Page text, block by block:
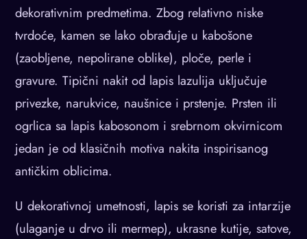
dekorativnim predmetima. Zbog relativno niske
tvrdoće, kamen se lako obrađuje u kabošone
(zaobljene, nepolirane oblike), ploče, perle i
gravure. Tipični nakit od lapis lazulija uključuje
privezke, narukvice, naušnice i prstenje. Prsten ili
ogrlica sa lapis kabosonom i srebrnom okvirnicom
jedan je od klasičnih motiva nakita inspirisanog
antičkim oblicima.
U dekorativnoj umetnosti, lapis se koristi za intarzije
(ulaganje u drvo ili mermер), ukrasne kutije, satove,